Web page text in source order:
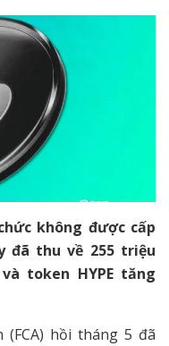
không được cấp
đã thu về 255 triệu
token HYPE tăng
(FCA) hồi tháng 5 đã